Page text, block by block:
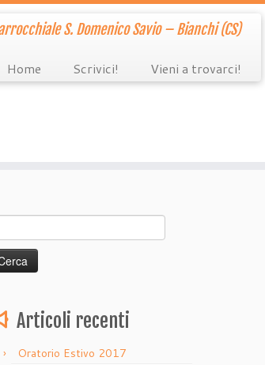
S. Domenico Savio – Bianchi (CS)
Home Scrivici! Vieni a trovarci!
Articoli recenti
Oratorio Estivo 2017